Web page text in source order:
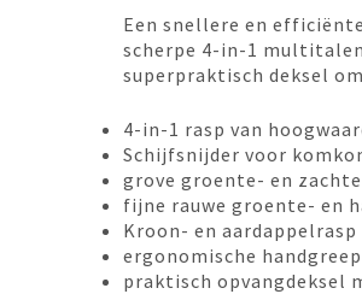
Een snellere en
scherpe 4-in-1
superpraktisch deksel
4-in-1 rasp van
Schijfsnijder voor
grove groente- en
fijne rauwe groente- en
Kroon- en aardappelrasp
ergonomische
praktisch opvangdeksel